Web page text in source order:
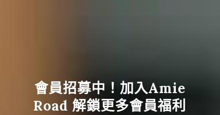
會員招募中！加入Amie
Road 解鎖更多會員福利